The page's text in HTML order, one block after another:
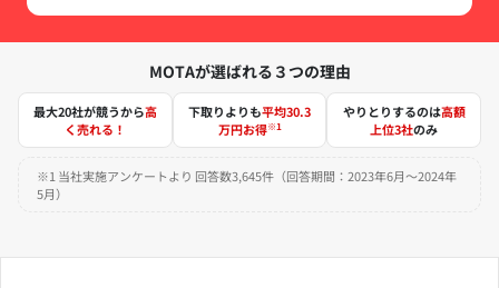
MOTAが選ばれる３つの理由
最大20社が競うから高
く売れる！
下取りよりも平均30.3
万円お得※1
やりとりするのは高額
上位3社のみ
※1 当社実施アンケートより 回答数3,645件（回答期間：2023年6月～2024年
5月）